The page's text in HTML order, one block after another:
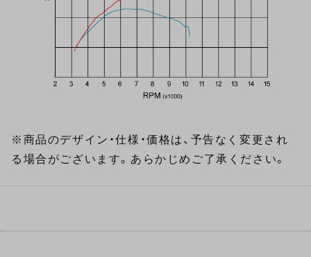
※商品のデザイン・仕様・価格は、予告なく変更され
る場合がございます。あらかじめご了承ください。